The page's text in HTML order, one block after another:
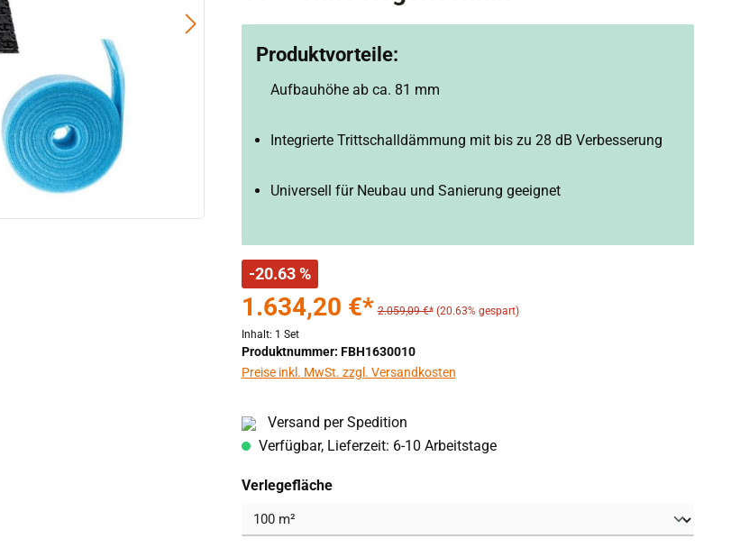
Produktvorteile:
Aufbauhöhe ab ca. 81 mm
Integrierte Trittschalldämmung mit bis zu 28 dB Verbesserung
Universell für Neubau und Sanierung geeignet
-20.63 %
1.634,20 €* 2.059,09 €* (20.63% gespart)
Inhalt: 1 Set
Produktnummer: FBH1630010
Preise inkl. MwSt. zzgl. Versandkosten
Versand per Spedition
Verfügbar, Lieferzeit: 6-10 Arbeitstage
Verlegeflächeauswählen